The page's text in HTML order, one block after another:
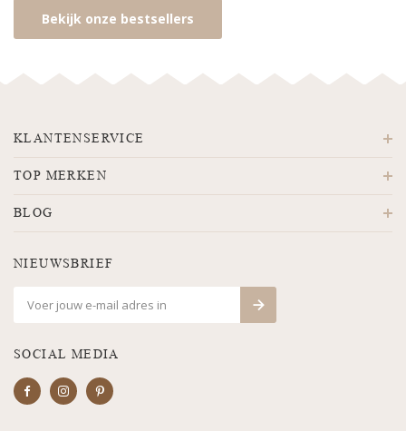
Bekijk onze bestsellers
KLANTENSERVICE
TOP MERKEN
BLOG
NIEUWSBRIEF
SOCIAL MEDIA